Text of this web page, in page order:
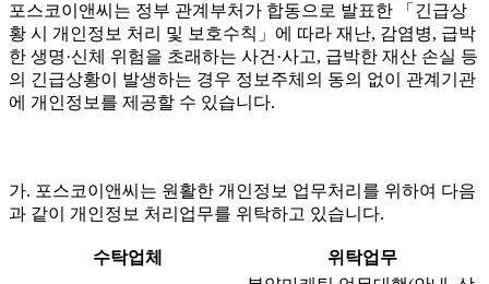
포스코이앤씨는 정부 관계부처가 합동으로 발표한 「긴급상
황 시 개인정보 처리 및 보호수칙」에 따라 재난, 감염병, 급박
한 생명·신체 위험을 초래하는 사건·사고, 급박한 재산 손실 등
의 긴급상황이 발생하는 경우 정보주체의 동의 없이 관계기관
에 개인정보를 제공할 수 있습니다.
가. 포스코이앤씨는 원활한 개인정보 업무처리를 위하여 다음
과 같이 개인정보 처리업무를 위탁하고 있습니다.
수탁업체
위탁업무